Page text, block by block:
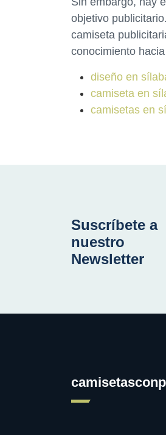
objetivo
camiseta
conocimiento
diseño en
camiseta en
camisetas en
Suscríbete a
nuestro
Newsletter